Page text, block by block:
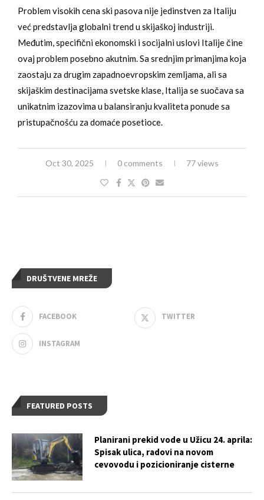
Problem visokih cena ski pasova nije jedinstven za Italiju
već predstavlja globalni trend u skijaškoj industriji.
Međutim, specifični ekonomski i socijalni uslovi Italije čine
ovaj problem posebno akutnim. Sa srednjim primanjima koja
zaostaju za drugim zapadnoevropskim zemljama, ali sa
skijaškim destinacijama svetske klase, Italija se suočava sa
unikatnim izazovima u balansiranju kvaliteta ponude sa
pristupačnošću za domaće posetioce.
Oct 30, 2025 0 comments 77 views
DRUŠTVENE MREŽE
FACEBOOK TWITTER
INSTAGRAM
FEATURED POSTS
Planirani prekid vode u Užicu 24. aprila:
Spisak ulica, radovi na novom
cevovodu i pozicioniranje cisterne